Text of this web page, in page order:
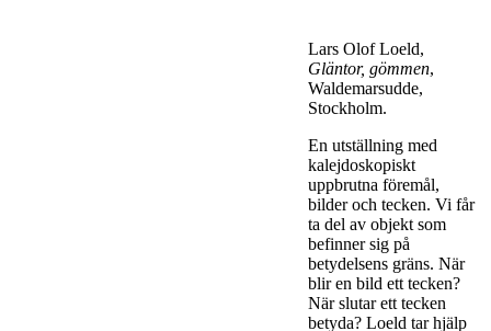
Lars Olof Loeld,
Gläntor, gömmen,
Waldemarsudde,
Stockholm.
En utställning med
kalejdoskopiskt
uppbrutna föremål,
bilder och tecken. Vi får
ta del av objekt som
befinner sig på
betydelsens gräns. När
blir en bild ett tecken?
När slutar ett tecken
betyda? Loeld tar hjälp